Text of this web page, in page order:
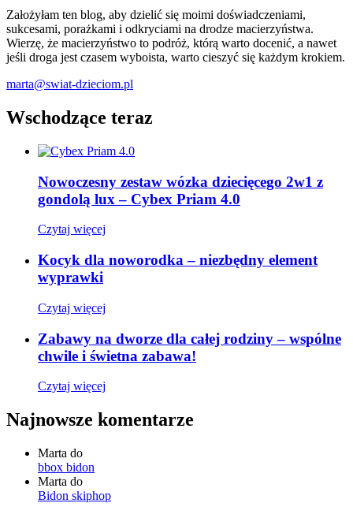
Założyłam ten blog, aby dzielić się moimi doświadczeniami,
sukcesami, porażkami i odkryciami na drodze macierzyństwa.
Wierzę, że macierzyństwo to podróż, którą warto docenić, a nawet
jeśli droga jest czasem wyboista, warto cieszyć się każdym krokiem.
marta@swiat-dzieciom.pl
Wschodzące teraz
Nowoczesny zestaw wózka dziecięcego 2w1 z
gondolą lux – Cybex Priam 4.0
Czytaj więcej
Kocyk dla noworodka – niezbędny element
wyprawki
Czytaj więcej
Zabawy na dworze dla całej rodziny – wspólne
chwile i świetna zabawa!
Czytaj więcej
Najnowsze komentarze
Marta do
bbox bidon
Marta do
Bidon skiphop